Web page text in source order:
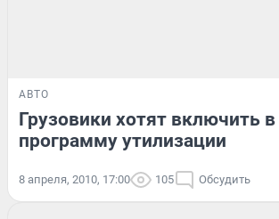
АВТО
Грузовики хотят включить в
программу утилизации
8 апреля, 2010, 17:00 105 Обсудить